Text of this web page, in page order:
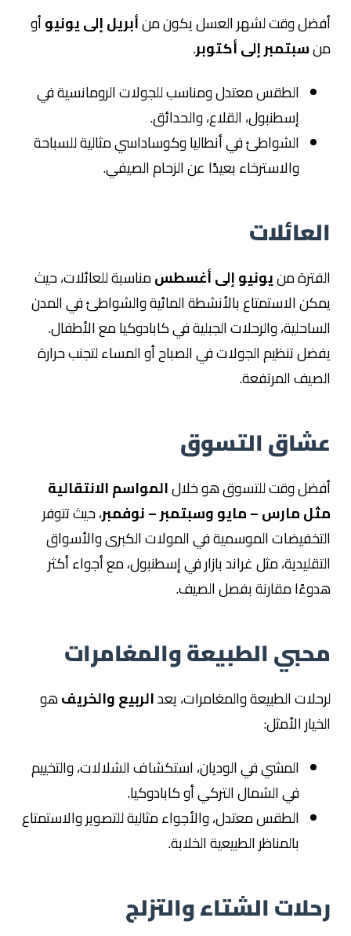
أفضل وقت لشهر العسل يكون منأبريل إلى يونيوأو
منسبتمبر إلى أكتوبر.
الطقس معتدل ومناسب للجولات الرومانسية في
إسطنبول، القلاع، والحدائق.
الشواطئ في أنطاليا وكوساداسي مثالية للسباحة
والاسترخاء بعيدًا عن الزحام الصيفي.
العائلات
الفترة منيونيو إلى أغسطسمناسبة للعائلات، حيث
يمكن الاستمتاع بالأنشطة المائية والشواطئ في المدن
الساحلية، والرحلات الجبلية في كابادوكيا مع الأطفال.
يفضل تنظيم الجولات في الصباح أو المساء لتجنب حرارة
الصيف المرتفعة.
عشاق التسوق
أفضل وقت للتسوق هو خلالالمواسم الانتقالية
مثل مارس – مايو وسبتمبر – نوفمبر، حيث تتوفر
التخفيضات الموسمية في المولات الكبرى والأسواق
التقليدية، مثل غراند بازار في إسطنبول، مع أجواء أكثر
هدوءًا مقارنة بفصل الصيف.
محبي الطبيعة والمغامرات
لرحلات الطبيعة والمغامرات، يعدالربيع والخريفهو
الخيار الأمثل:
المشي في الوديان، استكشاف الشلالات، والتخييم
في الشمال التركي أو كابادوكيا.
الطقس معتدل، والأجواء مثالية للتصوير والاستمتاع
بالمناظر الطبيعية الخلابة.
رحلات الشتاء والتزلج